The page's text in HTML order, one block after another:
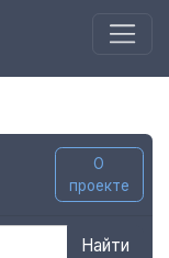
О
проекте
Найти